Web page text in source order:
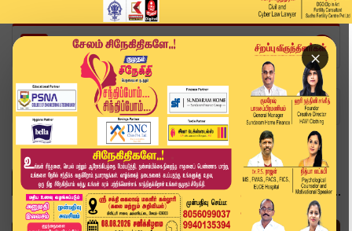
×
Home Topics உயர்கல்வி
உயர்கல்வி